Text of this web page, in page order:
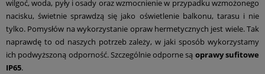
wilgoć, woda, pyły i osady oraz wzmocnienie w przypadku wzmożonego
nacisku, świetnie sprawdzą się jako oświetlenie balkonu, tarasu i nie
tylko. Pomysłów na wykorzystanie opraw hermetycznych jest wiele. Tak
naprawdę to od naszych potrzeb zależy, w jaki sposób wykorzystamy
ich podwyższoną odporność. Szczególnie odporne są oprawy sufitowe
IP65.